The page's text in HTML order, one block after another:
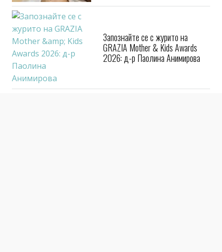
Запознайте се с журито на
GRAZIA Mother & Kids Awards
2026: д-р Паолина Анимирова